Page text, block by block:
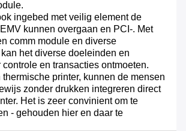
ingebed met veilig element de
kunnen overgaan en PCI-. Met
comm module en diverse
het diverse doeleinden en
en transacties ontmoeten.
thermische printer, kunnen de mensen
zonder drukken integreren direct
Het is zeer convinient om te
- gehouden hier en daar te